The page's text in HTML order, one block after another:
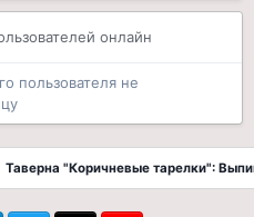
онлайн
пользователя не
Таверна "Коричневые тарелки":